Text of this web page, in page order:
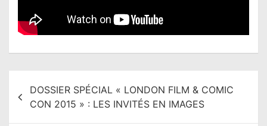
DOSSIER SPÉCIAL « LONDON FILM & COMIC
CON 2015 » : LES INVITÉS EN IMAGES